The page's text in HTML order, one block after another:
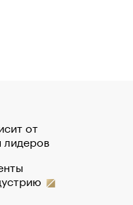
от
лидеров